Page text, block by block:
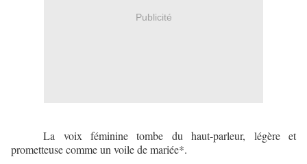
Publicité
La voix féminine tombe du haut-parleur, légère et
prometteuse comme un voile de mariée*.